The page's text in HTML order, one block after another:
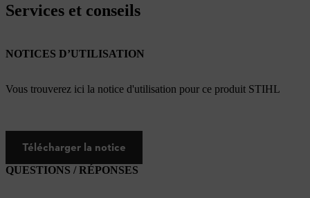
Services et conseils
NOTICES D’UTILISATION
Vous trouverez ici la notice d'utilisation pour ce produit STIHL
Télécharger la notice
QUESTIONS / RÉPONSES